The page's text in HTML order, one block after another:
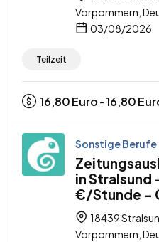
Vorpommern,
03/08/2026
Teilzeit
16,80Euro -16,80
Sonstige Berufe
in Stralsund
€/Stunde –
18439
Vorpommern,